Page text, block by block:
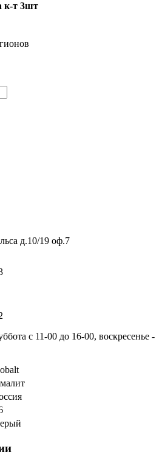
к-т 3шт
д.10/19 оф.7
с 11-00 до 16-00, воскресенье -